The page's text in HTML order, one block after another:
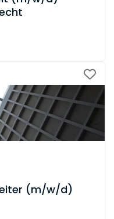
(m/w/d)